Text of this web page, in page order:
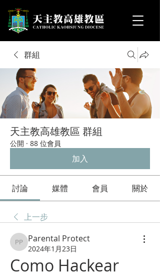
群組
天主教高雄教區 群組
公開 · 88 位會員
加入
討論 媒體 會員 關於
上一步
Parental Protect
Parental Protect
2024年1月23日
Como Hackear